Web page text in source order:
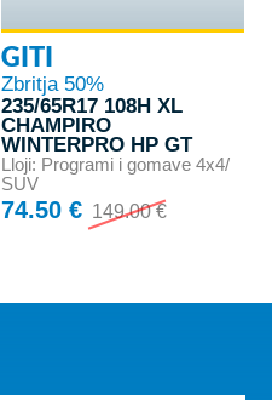
GITI
Zbritja 50%
235/65R17 108H XL
CHAMPIRO
WINTERPRO HP GT
Lloji: Programi i gomave 4x4/
SUV
74.50 € 149.00 €